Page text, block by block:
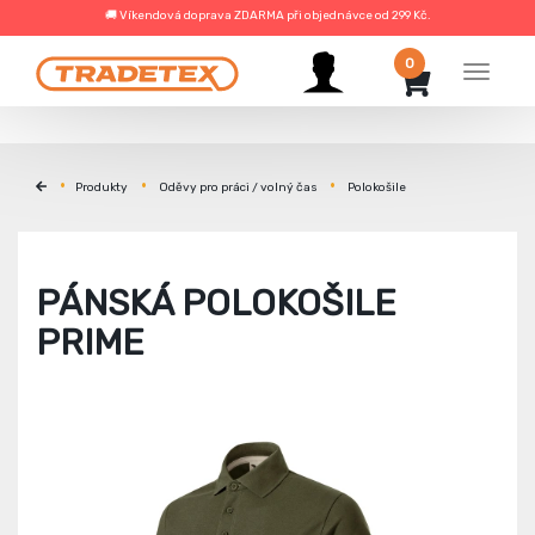
🚚 Víkendová doprava ZDARMA při objednávce od 299 Kč.
Menu
0
Produkty Oděvy pro práci / volný čas Polokošile
PÁNSKÁ POLOKOŠILE
PRIME